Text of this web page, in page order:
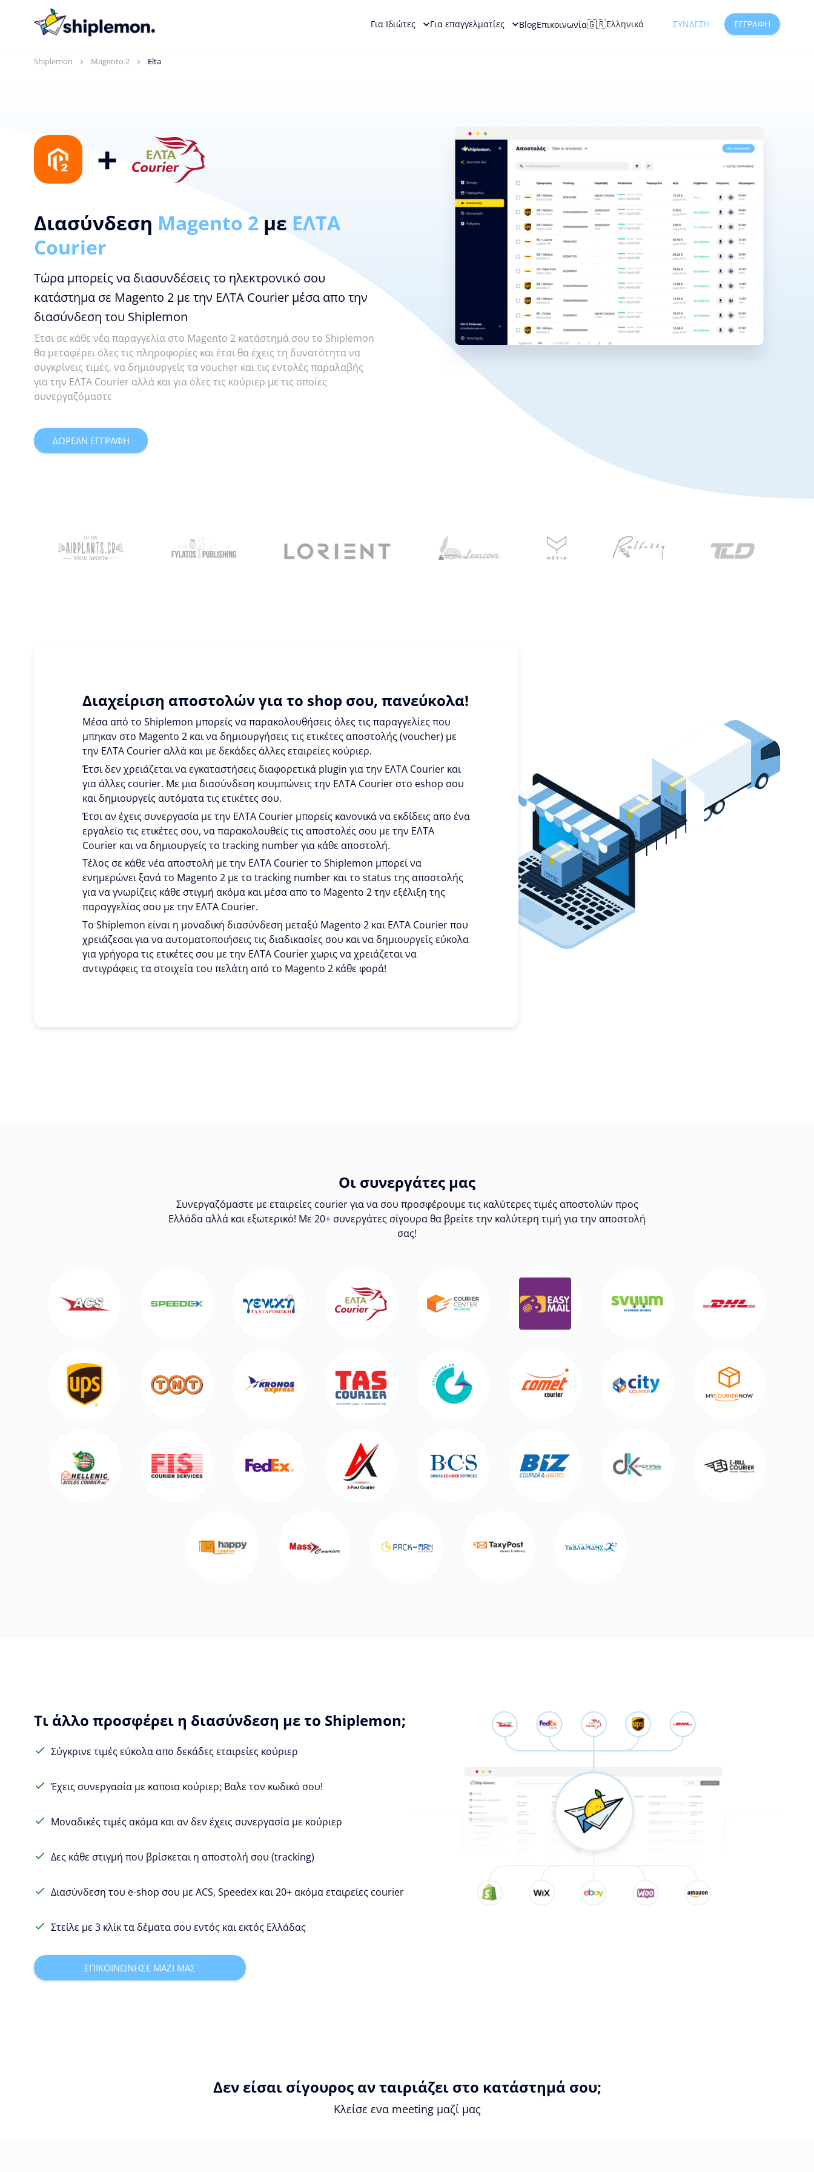
Για Ιδιώτες Για επαγγελματίες BlogΕπικοινωνία🇬🇷Ελληνικά ΣΎΝΔΕΣΗ ΕΓΓΡΑΦΉ
Shiplemon Magento 2 Elta
+
Διασύνδεση Magento 2 με ΕΛΤΑ
Courier
Τώρα μπορείς να διασυνδέσεις το ηλεκτρονικό σου
κατάστημα σε Magento 2 με την ΕΛΤΑ Courier μέσα απο την
διασύνδεση του Shiplemon
Έτσι σε κάθε νέα παραγγελία στο Magento 2 κατάστημά σου το Shiplemon
θα μεταφέρει όλες τις πληροφορίες και έτσι θα έχεις τη δυνατότητα να
συγκρίνεις τιμές, να δημιουργείς τα voucher και τις εντολές παραλαβής
για την ΕΛΤΑ Courier αλλά και για όλες τις κούριερ με τις οποίες
συνεργαζόμαστε
ΔΩΡΕΑΝ ΕΓΓΡΑΦΗ
Διαχείριση αποστολών για το shop σου, πανεύκολα!
Μέσα από το Shiplemon μπορείς να παρακολουθήσεις όλες τις παραγγελίες που
μπηκαν στο Magento 2 και να δημιουργήσεις τις ετικέτες αποστολής (voucher) με
την ΕΛΤΑ Courier αλλά και με δεκάδες άλλες εταιρείες κούριερ.
Έτσι δεν χρειάζεται να εγκαταστήσεις διαφορετικά plugin για την ΕΛΤΑ Courier και
για άλλες courier. Με μια διασύνδεση κουμπώνεις την ΕΛΤΑ Courier στο eshop σου
και δημιουργείς αυτόματα τις ετικέτες σου.
Έτσι αν έχεις συνεργασία με την ΕΛΤΑ Courier μπορείς κανονικά να εκδίδεις απο ένα
εργαλείο τις ετικέτες σου, να παρακολουθείς τις αποστολές σου με την ΕΛΤΑ
Courier και να δημιουργείς το tracking number για κάθε αποστολή.
Τέλος σε κάθε νέα αποστολή με την ΕΛΤΑ Courier το Shiplemon μπορεί να
ενημερώνει ξανά το Magento 2 με το tracking number και το status της αποστολής
για να γνωρίζεις κάθε στιγμή ακόμα και μέσα απο το Magento 2 την εξέλιξη της
παραγγελίας σου με την ΕΛΤΑ Courier.
To Shiplemon είναι η μοναδική διασύνδεση μεταξύ Magento 2 και ΕΛΤΑ Courier που
χρειάζεσαι για να αυτοματοποιήσεις τις διαδικασίες σου και να δημιουργείς εύκολα
για γρήγορα τις ετικέτες σου με την ΕΛΤΑ Courier χωρις να χρειάζεται να
αντιγράφεις τα στοιχεία του πελάτη από το Magento 2 κάθε φορά!
Οι συνεργάτες μας
Συνεργαζόμαστε με εταιρείες courier για να σου προσφέρουμε τις καλύτερες τιμές αποστολών προς
Ελλάδα αλλά και εξωτερικό! Με 20+ συνεργάτες σίγουρα θα βρείτε την καλύτερη τιμή για την αποστολή
σας!
Τι άλλο προσφέρει η διασύνδεση με το Shiplemon;
Σύγκρινε τιμές εύκολα απο δεκάδες εταιρείες κούριερ
Έχεις συνεργασία με καποια κούριερ; Βαλε τον κωδικό σου!
Μοναδικές τιμές ακόμα και αν δεν έχεις συνεργασία με κούριερ
Δες κάθε στιγμή που βρίσκεται η αποστολή σου (tracking)
Διασύνδεση του e-shop σου με ACS, Speedex και 20+ ακόμα εταιρείες courier
Στείλε με 3 κλίκ τα δέματα σου εντός και εκτός Ελλάδας
ΕΠΙΚΟΙΝΩΝΗΣΕ ΜΑΖΙ ΜΑΣ
Δεν είσαι σίγουρος αν ταιριάζει στο κατάστημά σου;
Κλείσε ενα meeting μαζί μας